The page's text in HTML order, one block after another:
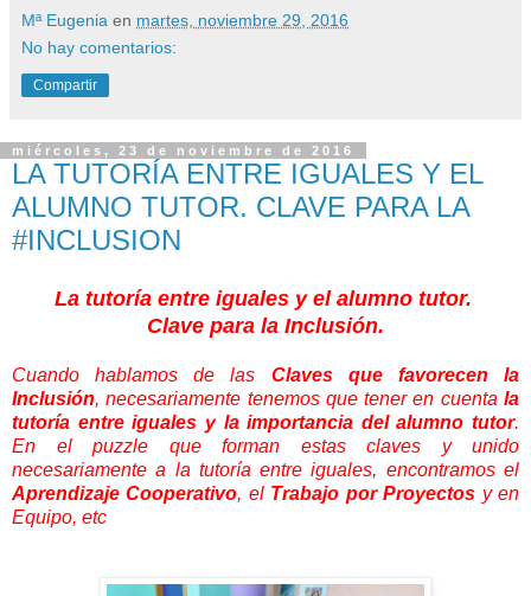
Mª Eugenia en martes, noviembre 29, 2016
No hay comentarios:
Compartir
miércoles, 23 de noviembre de 2016
LA TUTORÍA ENTRE IGUALES Y EL
ALUMNO TUTOR. CLAVE PARA LA
#INCLUSION
La tutoría entre iguales y el alumno tutor.
Clave para la Inclusión.
Cuando hablamos de las Claves que favorecen la
Inclusión, necesariamente tenemos que tener en cuenta la
tutoría entre iguales y la importancia del alumno tutor.
En el puzzle que forman estas claves y unido
necesariamente a la tutoría entre iguales, encontramos el
Aprendizaje Cooperativo, el Trabajo por Proyectos y en
Equipo, etc